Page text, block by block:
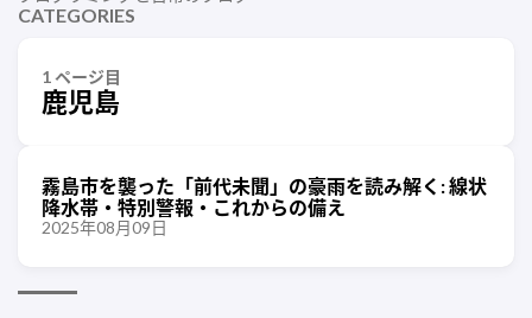
CATEGORIES
1 ページ目
鹿児島
霧島市を襲った「前代未聞」の豪雨を読み解く: 線状
降水帯・特別警報・これからの備え
2025年08月09日